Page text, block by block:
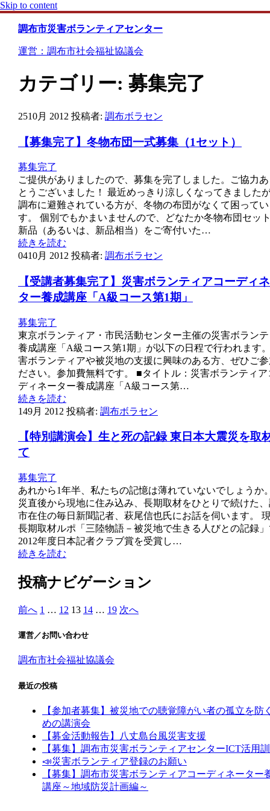
Skip to content
調布市災害ボランティアセンター
運営：調布市社会福祉協議会
カテゴリー: 募集完了
2510月 2012 投稿者: 調布ボラセン
【募集完了】冬物布団一式募集（1セット）
募集完了
ご提供がありましたので、募集を完了しました。ご協力
とうございました！ 最近めっきり涼しくなってきました
調布に避難されている方が、冬物の布団がなくて困って
す。 個別でもかまいませんので、どなたか冬物布団セッ
新品（あるいは、新品相当）をご寄付いた…
続きを読む
0410月 2012 投稿者: 調布ボラセン
【受講者募集完了】災害ボランティアコーディ
ター養成講座「A級コース第1期」
募集完了
東京ボランティア・市民活動センター主催の災害ボラン
養成講座「A級コース第1期」が以下の日程で行われます
害ボランティアや被災地の支援に興味のある方、ぜひご
ださい。参加費無料です。 ■タイトル：災害ボランティア
ディネーター養成講座「A級コース第…
続きを読む
149月 2012 投稿者: 調布ボラセン
【特別講演会】生と死の記録 東日本大震災を取
て
募集完了
あれから1年半、私たちの記憶は薄れていないでしょうか
災直後から現地に住み込み、長期取材をひとりで続けた
市在住の毎日新聞記者、萩尾信也氏にお話を伺います。
長期取材ルポ「三陸物語－被災地で生きる人びとの記録
2012年度日本記者クラブ賞を受賞し…
続きを読む
投稿ナビゲーション
前へ 1 … 12 13 14 … 19 次へ
運営／お問い合わせ
調布市社会福祉協議会
最近の投稿
【参加者募集】被災地での聴覚障がい者の孤立を防
めの講演会
【募金活動報告】八丈島台風災害支援
【募集】調布市災害ボランティアセンターICT活用
📣災害ボランティア登録のお願い
【募集】調布市災害ボランティアコーディネーター
講座～地域防災計画編～